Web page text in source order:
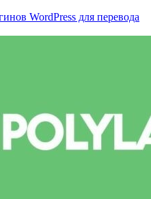
WordPress для перевода